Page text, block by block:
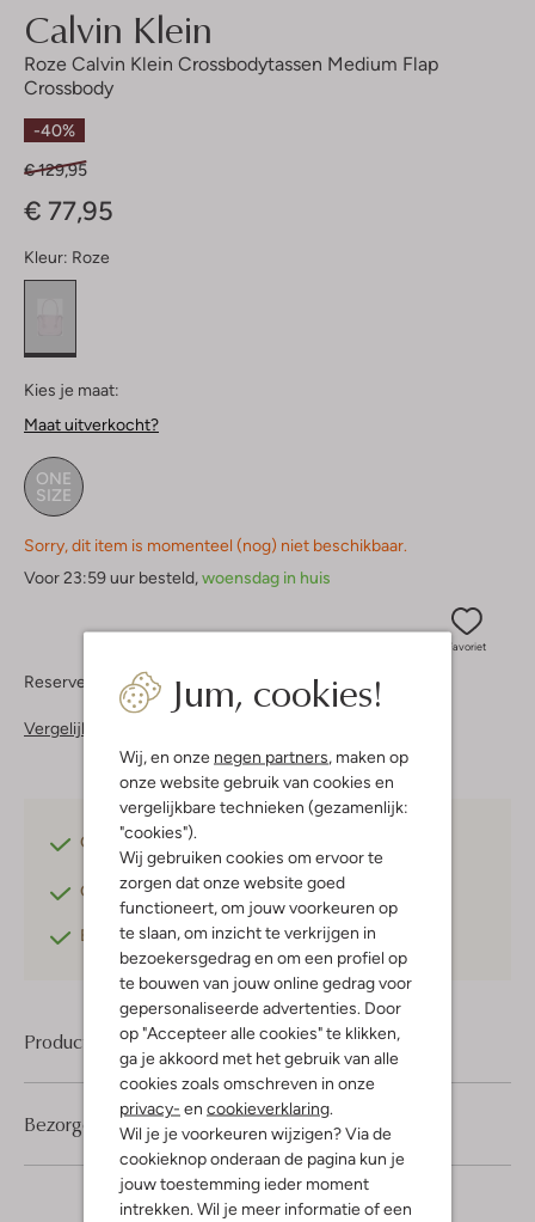
Jum, cookies!
Wij, en onze negen partners, maken op
onze website gebruik van cookies en
vergelijkbare technieken (gezamenlijk:
"cookies").
Wij gebruiken cookies om ervoor te
zorgen dat onze website goed
functioneert, om jouw voorkeuren op
te slaan, om inzicht te verkrijgen in
bezoekersgedrag en om een profiel op
te bouwen van jouw online gedrag voor
gepersonaliseerde advertenties. Door
op "Accepteer alle cookies" te klikken,
ga je akkoord met het gebruik van alle
cookies zoals omschreven in onze
privacy- en cookieverklaring.
Wil je je voorkeuren wijzigen? Via de
cookieknop onderaan de pagina kun je
jouw toestemming ieder moment
intrekken. Wil je meer informatie of een
Calvin Klein
Roze Calvin Klein Crossbodytassen Medium Flap
Crossbody
-40%
€ 129,95
€ 77,95
Kleur: Roze
Kies je maat:
Maat uitverkocht?
ONE
SIZE
Sorry, dit item is momenteel (nog) niet beschikbaar.
Voor 23:59 uur besteld,woensdag in huis
Favoriet
Reserveer direct in een van onze 37 boutiques
Vergelijkbare items
Gratis verzending
Gratis retournerenbinnen 30 dagen*
Betaal achterafmet Klarna
Product informatie
Bezorgen & retourneren